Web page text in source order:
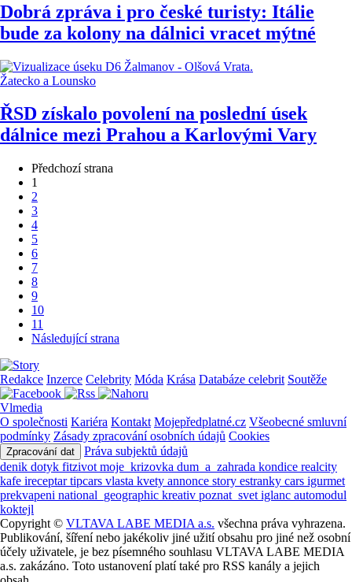
Dobrá zpráva i pro české turisty: Itálie
bude za kolony na dálnici vracet mýtné
Žatecko a Lounsko
ŘSD získalo povolení na poslední úsek
dálnice mezi Prahou a Karlovými Vary
Předchozí strana
1
2
3
4
5
6
7
8
9
10
11
Následující strana
Redakce Inzerce Celebrity Móda Krása Databáze celebrit Soutěže
Vlmedia
O společnosti Kariéra Kontakt Mojepředplatné.cz Všeobecné smluvní
podmínky Zásady zpracování osobních údajů Cookies
Zpracování dat
Práva subjektů údajů
denik dotyk fitzivot moje_krizovka dum_a_zahrada kondice realcity
kafe ireceptartipcars vlasta kvety annonce story estranky cars igurmet
prekvapeni national_geographic kreativ poznat_svet iglanc automodul
koktejl
Copyright © VLTAVA LABE MEDIA a.s. všechna práva vyhrazena.
Publikování, šíření nebo jakékoliv jiné užití obsahu pro jiné než osobní
účely uživatele, je bez písemného souhlasu VLTAVA LABE MEDIA
a.s. zakázáno. Toto ustanovení platí také pro RSS kanály a jejich